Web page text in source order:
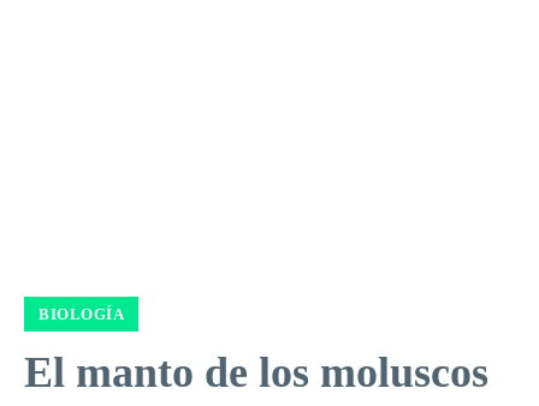
BIOLOGÍA
El manto de los moluscos